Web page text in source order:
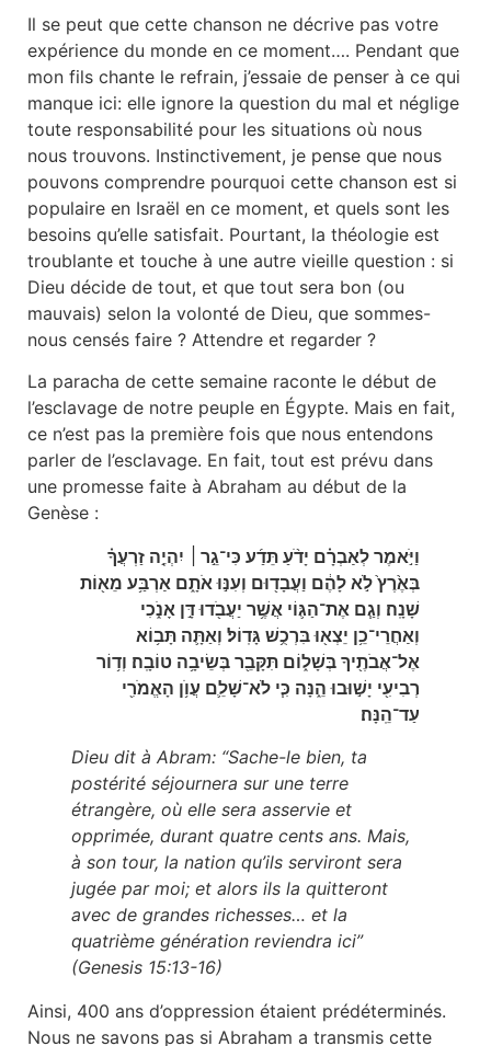
Il se peut que cette chanson ne décrive pas votre
expérience du monde en ce moment…. Pendant que
mon fils chante le refrain, j’essaie de penser à ce qui
manque ici: elle ignore la question du mal et néglige
toute responsabilité pour les situations où nous
nous trouvons. Instinctivement, je pense que nous
pouvons comprendre pourquoi cette chanson est si
populaire en Israël en ce moment, et quels sont les
besoins qu’elle satisfait. Pourtant, la théologie est
troublante et touche à une autre vieille question : si
Dieu décide de tout, et que tout sera bon (ou
mauvais) selon la volonté de Dieu, que sommes-
nous censés faire ? Attendre et regarder ?
La paracha de cette semaine raconte le début de
l’esclavage de notre peuple en Égypte. Mais en fait,
ce n’est pas la première fois que nous entendons
parler de l’esclavage. En fait, tout est prévu dans
une promesse faite à Abraham au début de la
Genèse :
וַיֹּ֣אמֶר לְאַבְרָ֗ם יָדֹ֨עַ תֵּדַ֜ע כִּי־גֵ֣ר ׀ יִהְיֶ֣ה זַרְעֲךָ֗
בְּאֶ֙רֶץ֙ לֹ֣א לָהֶ֔ם וַעֲבָד֖וּם וְעִנּ֣וּ אֹתָ֑ם אַרְבַּ֥ע מֵא֖וֹת
שָׁנָֽה׃ וְגַ֧ם אֶת־הַגּ֛וֹי אֲשֶׁ֥ר יַעֲבֹ֖דוּ דָּ֣ן אָנֹ֑כִי
וְאַחֲרֵי־כֵ֥ן יֵצְא֖וּ בִּרְכֻ֥שׁ גָּדֽוֹל׃ וְאַתָּ֛ה תָּב֥וֹא
אֶל־אֲבֹתֶ֖יךָ בְּשָׁל֑וֹם תִּקָּבֵ֖ר בְּשֵׂיבָ֥ה טוֹבָֽה׃ וְד֥וֹר
רְבִיעִ֖י יָשׁ֣וּבוּ הֵ֑נָּה כִּ֧י לֹא־שָׁלֵ֛ם עֲוֺ֥ן הָאֱמֹרִ֖י
עַד־הֵֽנָּה׃
Dieu dit à Abram: “Sache-le bien, ta
postérité séjournera sur une terre
étrangère, où elle sera asservie et
opprimée, durant quatre cents ans. Mais,
à son tour, la nation qu’ils serviront sera
jugée par moi; et alors ils la quitteront
avec de grandes richesses… et la
quatrième génération reviendra ici”
(Genesis 15:13-16)
Ainsi, 400 ans d’oppression étaient prédéterminés.
Nous ne savons pas si Abraham a transmis cette